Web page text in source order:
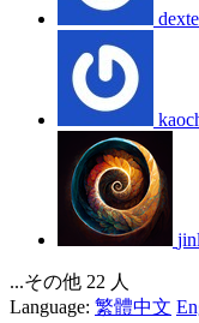
...その他 22 人
Language: 繁體中文